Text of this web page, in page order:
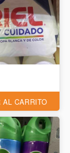
AL CARRITO